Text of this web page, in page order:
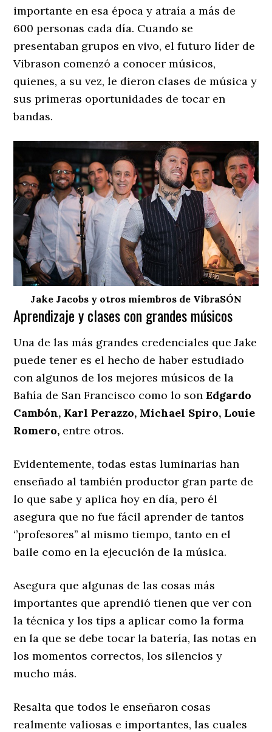
importante en esa época y atraía a más de
600 personas cada día. Cuando se
presentaban grupos en vivo, el futuro líder de
Vibrason comenzó a conocer músicos,
quienes, a su vez, le dieron clases de música y
sus primeras oportunidades de tocar en
bandas.
Jake Jacobs y otros miembros de VibraSÓN
Aprendizaje y clases con grandes músicos
Una de las más grandes credenciales que Jake
puede tener es el hecho de haber estudiado
con algunos de los mejores músicos de la
Bahía de San Francisco como lo son Edgardo
Cambón, Karl Perazzo, Michael Spiro, Louie
Romero, entre otros.
Evidentemente, todas estas luminarias han
enseñado al también productor gran parte de
lo que sabe y aplica hoy en día, pero él
asegura que no fue fácil aprender de tantos
‘’profesores’’ al mismo tiempo, tanto en el
baile como en la ejecución de la música.
Asegura que algunas de las cosas más
importantes que aprendió tienen que ver con
la técnica y los tips a aplicar como la forma
en la que se debe tocar la batería, las notas en
los momentos correctos, los silencios y
mucho más.
Resalta que todos le enseñaron cosas
realmente valiosas e importantes, las cuales